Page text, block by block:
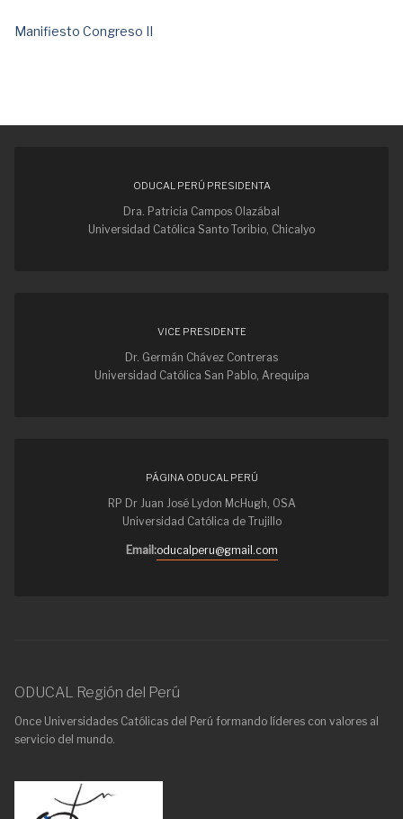
Manifiesto Congreso II
ODUCAL PERÚ PRESIDENTA
Dra. Patricia Campos Olazábal
Universidad Católica Santo Toribio, Chicalyo
VICE PRESIDENTE
Dr. Germán Chávez Contreras
Universidad Católica San Pablo, Arequipa
PÁGINA ODUCAL PERÚ
RP Dr Juan José Lydon McHugh, OSA
Universidad Católica de Trujillo
Email:oducalperu@gmail.com
ODUCAL Región del Perú
Once Universidades Católicas del Perú formando líderes con valores al
servicio del mundo.